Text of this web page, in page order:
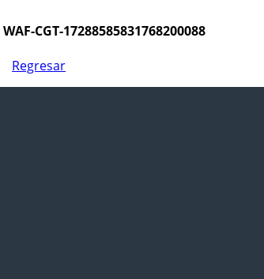
WAF-CGT-17288585831768200088
Regresar